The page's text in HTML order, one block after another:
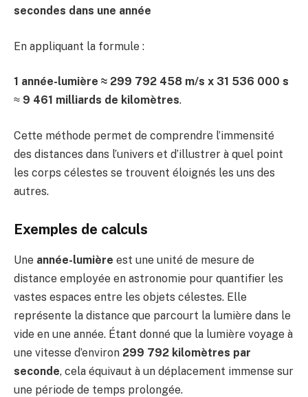
secondes dans une année
En appliquant la formule :
1 année-lumière ≈ 299 792 458 m/s x 31 536 000 s
≈ 9 461 milliards de kilomètres.
Cette méthode permet de comprendre l’immensité
des distances dans l’univers et d’illustrer à quel point
les corps célestes se trouvent éloignés les uns des
autres.
Exemples de calculs
Une année-lumière est une unité de mesure de
distance employée en astronomie pour quantifier les
vastes espaces entre les objets célestes. Elle
représente la distance que parcourt la lumière dans le
vide en une année. Étant donné que la lumière voyage à
une vitesse d’environ 299 792 kilomètres par
seconde, cela équivaut à un déplacement immense sur
une période de temps prolongée.